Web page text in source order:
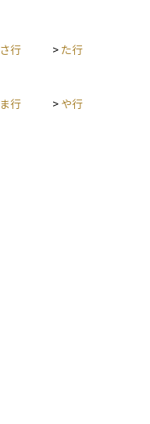
さ行 > た行
ま行 > や行